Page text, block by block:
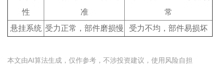
性
准
常
悬挂系统 受力正常，部件磨损慢 受力不均，部件易损坏
本文由AI算法生成，仅作参考，不涉投资建议，使用风险自担